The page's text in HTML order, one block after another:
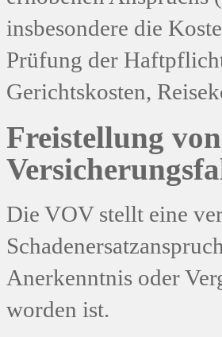
insbesondere die
Prüfung der
Gerichtskosten,
Freistellung
Die VOV stellt eine
Anerkenntnis oder
worden ist.